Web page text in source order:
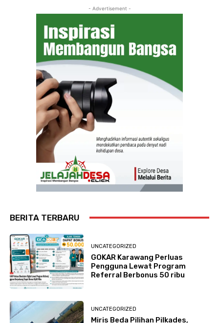
- Advertisement -
BERITA TERBARU
UNCATEGORIZED
GOKAR Karawang Perluas
Pengguna Lewat Program
Referral Berbonus 50 ribu
UNCATEGORIZED
Miris Beda Pilihan Pilkades,